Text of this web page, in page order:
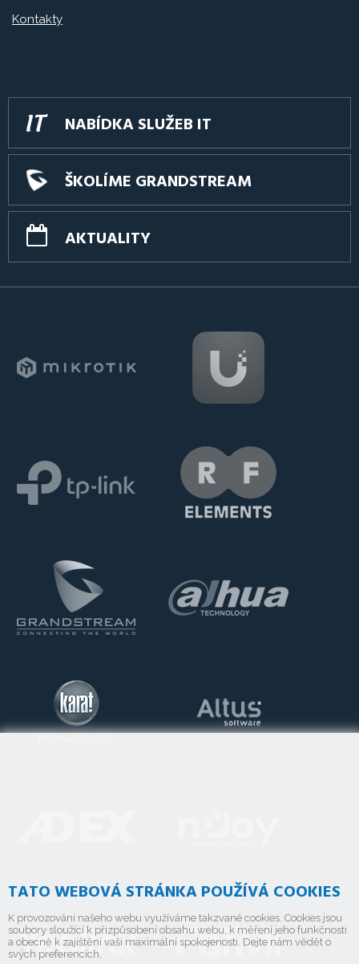
Kontakty
NABÍDKA SLUŽEB IT
ŠKOLÍME GRANDSTREAM
AKTUALITY
TATO WEBOVÁ STRÁNKA POUŽÍVÁ COOKIES
K provozování našeho webu využíváme takzvané cookies. Cookies jsou
soubory sloužící k přizpůsobení obsahu webu, k měření jeho funkčnosti
a obecně k zajištění vaší maximální spokojenosti. Dejte nám vědět o
svých preferencích.